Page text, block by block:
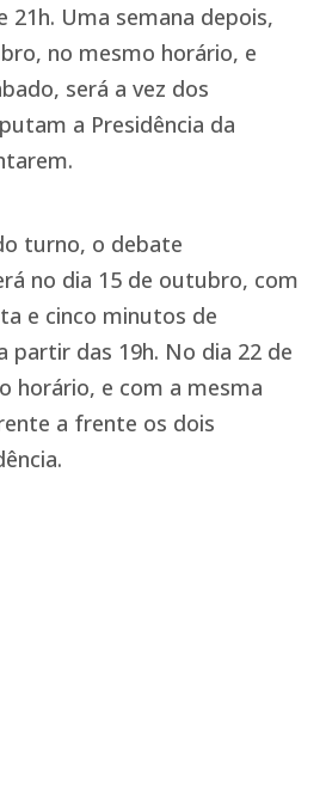
21h. Uma semana depois,
no mesmo horário, e
será a vez dos
a Presidência da
turno, o debate
no dia 15 de outubro, com
e cinco minutos de
partir das 19h. No dia 22 de
horário, e com a mesma
a frente os dois